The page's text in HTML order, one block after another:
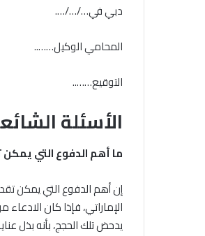
دبي في…/…/….
المحامي الوكيل……..
التوقيع……..
الأسئلة
ما أهم الدفوع التي
إن أهم الدفوع التي يمكن
الإماراتي، فإذا كان
يدحض تلك الحجج، بأنه بذل